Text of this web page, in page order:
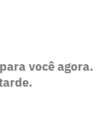
você agora.